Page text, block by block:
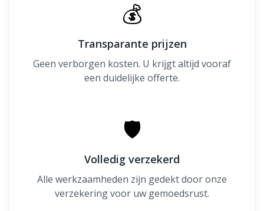
💰
Transparante prijzen
Geen verborgen kosten. U krijgt altijd vooraf
een duidelijke offerte.
🛡
Volledig verzekerd
Alle werkzaamheden zijn gedekt door onze
verzekering voor uw gemoedsrust.